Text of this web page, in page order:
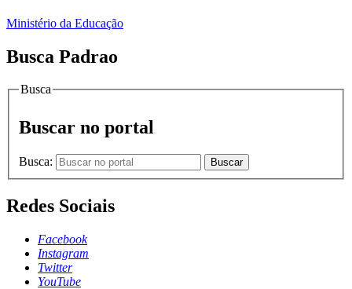
Ministério da Educação
Busca Padrao
Busca
Buscar no portal
Busca: Buscar
Redes Sociais
Facebook
Instagram
Twitter
YouTube